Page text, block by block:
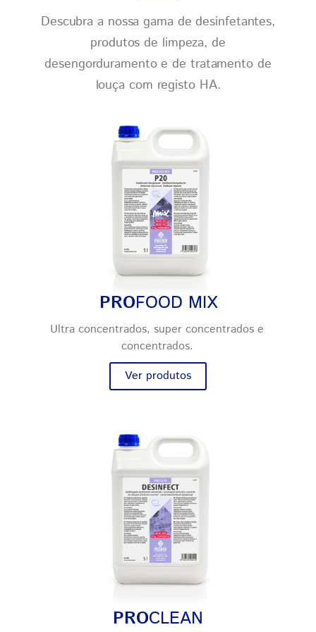
Descubra a nossa gama de desinfetantes,
produtos de limpeza, de
desengorduramento e de tratamento de
louça com registo HA.
PROFOOD MIX
Ultra concentrados, super concentrados e
concentrados.
Ver produtos
PROCLEAN